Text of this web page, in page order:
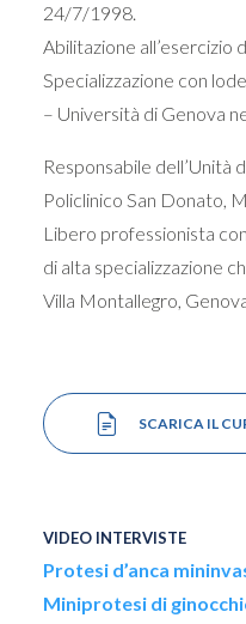
24/7/1998.
Abilitazione all’esercizio
Specializzazione con
– Università di Genova
Responsabile dell’Unità
Policlinico San Donato,
Libero professionista
di alta specializzazione
Villa Montallegro,
SCARICA IL
VIDEO INTERVISTE
Protesi d’anca
Miniprotesi di